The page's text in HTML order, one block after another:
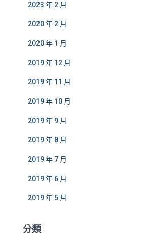
2023 年 2 月
2020 年 2 月
2020 年 1 月
2019 年 12 月
2019 年 11 月
2019 年 10 月
2019 年 9 月
2019 年 8 月
2019 年 7 月
2019 年 6 月
2019 年 5 月
分類